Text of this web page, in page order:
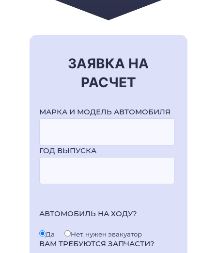
ЗАЯВКА НА
РАСЧЕТ
МАРКА И МОДЕЛЬ АВТОМОБИЛЯ
ГОД ВЫПУСКА
АВТОМОБИЛЬ НА ХОДУ?
Да Нет, нужен эвакуатор
ВАМ ТРЕБУЮТСЯ ЗАПЧАСТИ?